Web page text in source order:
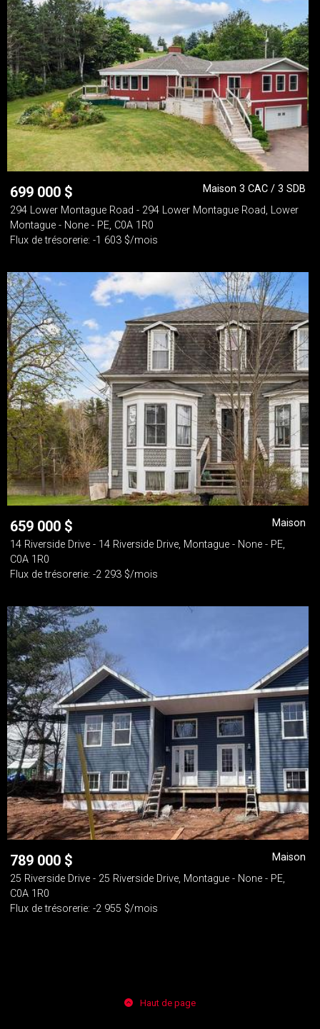
699 000 $
Maison 3 CAC / 3 SDB
294 Lower Montague Road - 294 Lower Montague Road, Lower
Montague - None - PE, C0A 1R0
Flux de trésorerie: -1 603 $/mois
659 000 $
Maison
14 Riverside Drive - 14 Riverside Drive, Montague - None - PE,
C0A 1R0
Flux de trésorerie: -2 293 $/mois
789 000 $
Maison
25 Riverside Drive - 25 Riverside Drive, Montague - None - PE,
C0A 1R0
Flux de trésorerie: -2 955 $/mois
Haut de page